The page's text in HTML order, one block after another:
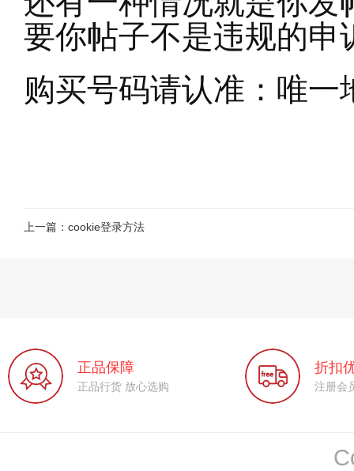
要你帖子不是违规的申
购买号码请认准：唯一
上一篇： cookie登录方法
正品保障
正品行货 放心选购
折扣
注册会